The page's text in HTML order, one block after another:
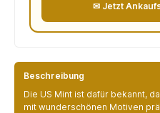
✉ Jetzt
Beschreibung
Die US Mint ist dafür bekannt,
mit wunderschönen Motiven